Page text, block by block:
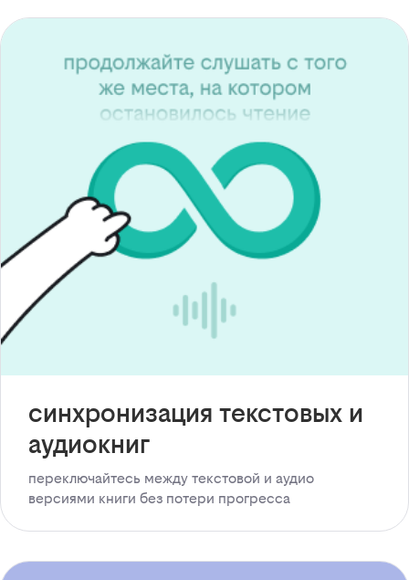
синхронизация текстовых и
аудиокниг
переключайтесь между текстовой и аудио
версиями книги без потери прогресса